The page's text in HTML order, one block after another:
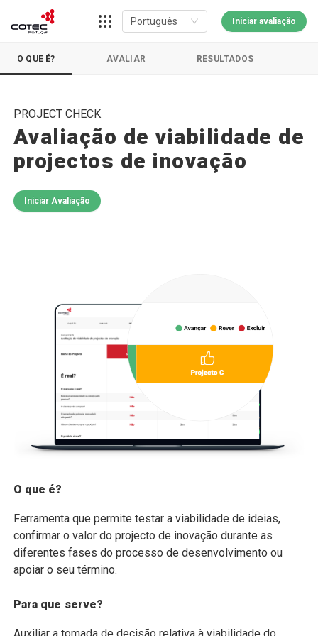
Português Iniciar avaliação
O QUE É? AVALIAR RESULTADOS
PROJECT CHECK
Avaliação de viabilidade de
projectos de inovação
Iniciar Avaliação
O que é?
Ferramenta que permite testar a viabilidade de ideias,
confirmar o valor do projecto de inovação durante as
diferentes fases do processo de desenvolvimento ou
apoiar o seu término.
Para que serve?
Auxiliar a tomada de decisão relativa à viabilidade do